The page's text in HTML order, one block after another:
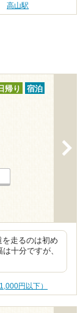
高山駅
帰り 宿泊
走るのは初め
十分ですが、
円以下）